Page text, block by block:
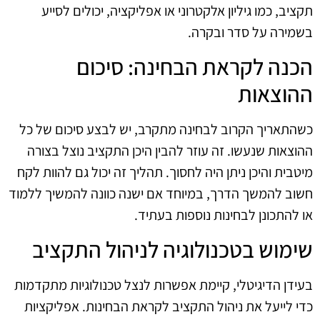
תקציב, כמו גיליון אלקטרוני או אפליקציה, יכולים לסייע
בשמירה על סדר ובקרה.
הכנה לקראת הבחינה: סיכום
ההוצאות
כשהתאריך הקרוב לבחינה מתקרב, יש לבצע סיכום של כל
ההוצאות שנעשו. זה עוזר להבין היכן התקציב נוצל בצורה
מיטבית והיכן ניתן היה לחסוך. תהליך זה יכול גם להוות לקח
חשוב להמשך הדרך, במיוחד אם ישנה כוונה להמשיך ללמוד
או להתכונן לבחינות נוספות בעתיד.
שימוש בטכנולוגיה לניהול התקציב
בעידן הדיגיטלי, קיימת אפשרות לנצל טכנולוגיות מתקדמות
כדי לייעל את ניהול התקציב לקראת הבחינות. אפליקציות